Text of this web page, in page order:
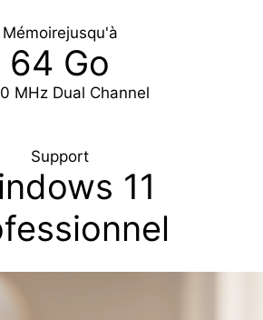
Mémoirejusqu'à
64 Go
MHz Dual Channel
Support
11